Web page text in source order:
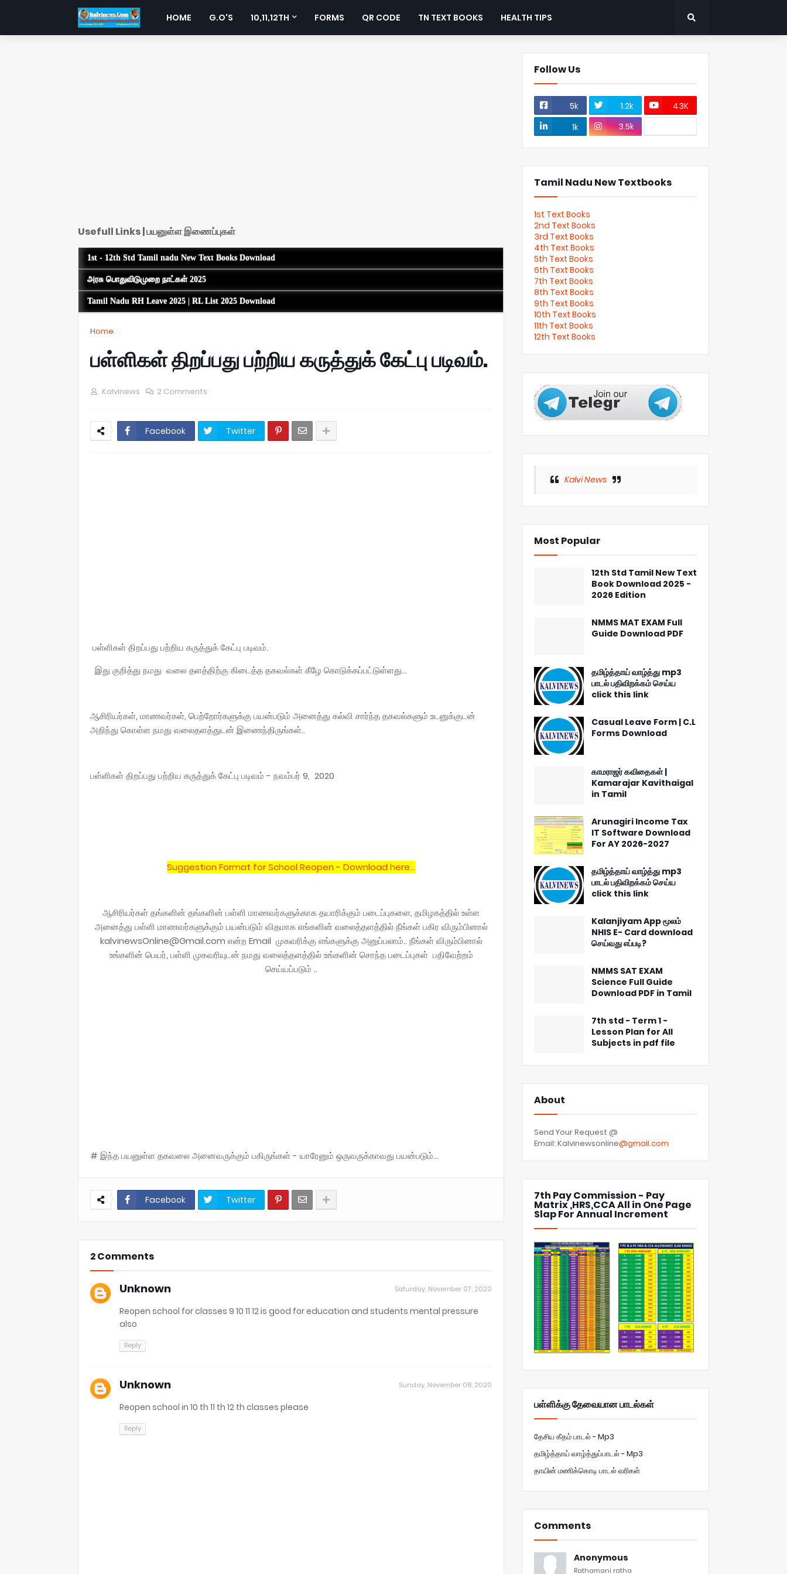
HOME G.O'S 10,11,12TH FORMS QR CODE TN TEXT BOOKS HEALTH TIPS
Usefull Links | பயனுள்ள இணைப்புகள்
1st - 12th Std Tamil nadu New Text Books Download
அரசு பொதுவிடுமுறை நாட்கள் 2025
Tamil Nadu RH Leave 2025 | RL List 2025 Download
Home
பள்ளிகள் திறப்பது பற்றிய கருத்துக் கேட்பு படிவம்.
Kalvinews 2 Comments
Facebook Twitter
பள்ளிகள் திறப்பது பற்றிய கருத்துக் கேட்பு படிவம்.
இது குறித்து நமது வலை தளத்திற்கு கிடைத்த தகவல்கள் கீழே கொடுக்கப்பட்டுள்ளது...
ஆசிரியர்கள், மாணவர்கள், பெற்றோர்களுக்கு பயன்படும் அனைத்து கல்வி சார்ந்த தகவல்களும் உடனுக்குடன்
அறிந்து கொள்ள நமது வலைதளத்துடன் இணைந்திருங்கள்..
பள்ளிகள் திறப்பது பற்றிய கருத்துக் கேட்பு படிவம் - நவம்பர் 9, 2020
Suggestion Format for School Reopen - Download here...
ஆசிரியர்கள் தங்களின் தங்களின் பள்ளி மாணவர்களுக்காக தயாரிக்கும் படைப்புகளை, தமிழகத்தில் உள்ள
அனைத்து பள்ளி மாணவர்களுக்கும் பயன்படும் விதமாக எங்களின் வலைத்தளத்தில் நீங்கள் பகிர விரும்பினால்
kalvinewsOnline@Gmail.com என்ற Email முகவரிக்கு எங்களுக்கு அனுப்பலாம்.. நீங்கள் விரும்பினால்
உங்களின் பெயர், பள்ளி முகவரியுடன் நமது வலைத்தளத்தில் உங்களின் சொந்த படைப்புகள் பதிவேற்றம்
செய்யப்படும் ..
# இந்த பயனுள்ள தகவலை அனைவருக்கும் பகிருங்கள் - யாரேனும் ஒருவருக்காவது பயன்படும்...
Facebook Twitter
2 Comments
Unknown Saturday, November 07, 2020
Reopen school for classes 9 10 11 12 is good for education and students mental pressure
also
Reply
Unknown Sunday, November 08, 2020
Reopen school in 10 th 11 th 12 th classes please
Reply
Follow Us
5k 1.2k
43K
1k
3.5k
Tamil Nadu New Textbooks
1st Text Books
2nd Text Books
3rd Text Books
4th Text Books
5th Text Books
6th Text Books
7th Text Books
8th Text Books
9th Text Books
10th Text Books
11th Text Books
12th Text Books
Kalvi News
Most Popular
12th Std Tamil New Text
Book Download 2025 -
2026 Edition
NMMS MAT EXAM Full
Guide Download PDF
தமிழ்த்தாய் வாழ்த்து mp3
பாடல் பதிவிறக்கம் செய்ய
click this link
Casual Leave Form | C.L
Forms Download
காமராஜர் கவிதைகள் |
Kamarajar Kavithaigal
in Tamil
Arunagiri Income Tax
IT Software Download
For AY 2026-2027
தமிழ்த்தாய் வாழ்த்து mp3
பாடல் பதிவிறக்கம் செய்ய
click this link
Kalanjiyam App மூலம்
NHIS E- Card download
செய்வது எப்படி?
NMMS SAT EXAM
Science Full Guide
Download PDF in Tamil
7th std - Term 1 -
Lesson Plan for All
Subjects in pdf file
About
Send Your Request @
Email: Kalvinewsonline@gmail.com
7th Pay Commission - Pay
Matrix ,HRS,CCA All in One Page
Slap For Annual Increment
பள்ளிக்கு தேவையான பாடல்கள்
தேசிய கீதம் பாடல் - Mp3
தமிழ்த்தாய் வாழ்த்துப்பாடல் - Mp3
தாயின் மணிக்கொடி பாடல் வரிகள்
Comments
Anonymous
Rathamani ratha